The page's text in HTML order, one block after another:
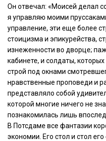
Он отвечал: «Моисей делал
я управляю моими
управление, эти еще более
стоицизма и эпикурейства,
изнеженности во дворце;
кабинете, и солдаты,
строй под окнами
нравственные проповеди и
представляло собой
которой многие ничего не
познакомилась лишь
В Потсдаме все фантазии
экономии. Его стол и стол